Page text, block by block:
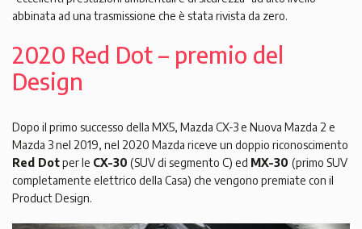
abbinata ad una trasmissione che è stata rivista da zero.
2020 Red Dot – premio del
Design
Dopo il primo successo della MX5, Mazda CX-3 e Nuova Mazda 2 e
Mazda 3 nel 2019, nel 2020 Mazda riceve un doppio riconoscimento
Red Dotper le CX-30 (SUV di segmento C) ed MX-30 (primo SUV
completamente elettrico della Casa) che vengono premiate con il
Product Design.